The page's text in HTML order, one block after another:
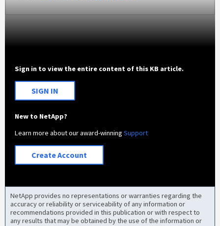
Sign in to view the entire content of this KB article.
SIGN IN
New to NetApp?
Learn more about our award-winningSupport
Create Account
NetApp provides no representations or warranties regarding the
accuracy or reliability or serviceability of any information or
recommendations provided in this publication or with respect to
any results that may be obtained by the use of the information or